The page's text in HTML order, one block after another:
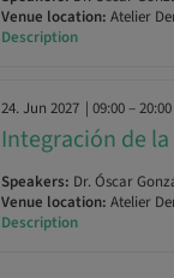
Venue location: Atelier
Description
24. Jun 2027 | 09:00 – 20:00
Integración de
Speakers: Dr. Óscar
Venue location: Atelier
Description